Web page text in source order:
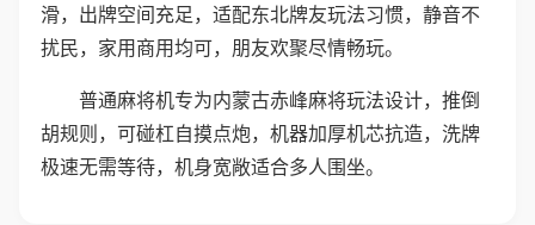
滑，出牌空间充足，适配东北牌友玩法习惯，静音不
扰民，家用商用均可，朋友欢聚尽情畅玩。
普通麻将机专为内蒙古赤峰麻将玩法设计，推倒
胡规则，可碰杠自摸点炮，机器加厚机芯抗造，洗牌
极速无需等待，机身宽敞适合多人围坐。